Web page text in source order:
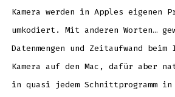
Kamera werden in Apples eigenen
umkodiert. Mit anderen Worten…
Datenmengen und Zeitaufwand
Kamera auf den Mac, dafür aber
in quasi jedem Schnittprogramm in